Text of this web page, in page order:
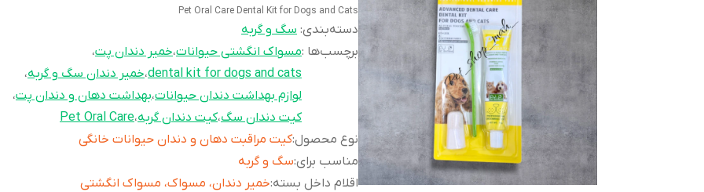
Pet Oral Care Dental Kit for Dogs and Cats
دسته‌بندی: سگ و گربه
برچسب‌ها :مسواک انگشتی حیوانات،خمیر دندان پت،
dental kit for dogs and cats،خمیر دندان سگ و گربه،
لوازم بهداشت دندان حیوانات،بهداشت دهان و دندان پت،
کیت دندان سگ،کیت دندان گربه،Pet Oral Care
نوع محصول:کیت مراقبت دهان و دندان حیوانات خانگی
مناسب برای:سگ و گربه
اقلام داخل بسته:خمیر دندان، مسواک، مسواک انگشتی